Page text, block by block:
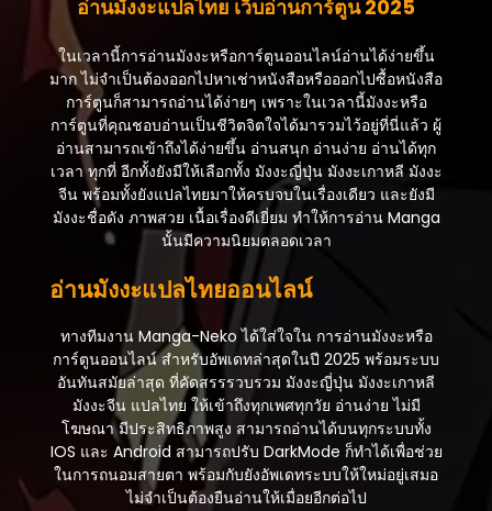
อ่านมังงะแปลไทย เว็บอ่านการ์ตูน 2025
ในเวลานี้การอ่านมังงะหรือการ์ตูนออนไลน์อ่านได้ง่ายขึ้น
มาก ไม่จำเป็นต้องออกไปหาเช่าหนังสือหรือออกไปซื้อหนังสือ
การ์ตูนก็สามารถอ่านได้ง่ายๆ เพราะในเวลานี้มังงะหรือ
การ์ตูนที่คุณชอบอ่านเป็นชีวิตจิตใจได้มารวมไว้อยู่ที่นี่แล้ว ผู้
อ่านสามารถเข้าถึงได้ง่ายขึ้น อ่านสนุก อ่านง่าย อ่านได้ทุก
เวลา ทุกที่ อีกทั้งยังมีให้เลือกทั้ง มังงะญี่ปุ่น มังงะเกาหลี มังงะ
จีน พร้อมทั้งยังแปลไทยมาให้ครบจบในเรื่องเดียว และยังมี
มังงะชื่อดัง ภาพสวย เนื้อเรื่องดีเยี่ยม ทำให้การอ่าน Manga
นั้นมีความนิยมตลอดเวลา
อ่านมังงะแปลไทยออนไลน์
ทางทีมงาน Manga-Neko ได้ใส่ใจใน การอ่านมังงะหรือ
การ์ตูนออนไลน์ สำหรับอัพเดทล่าสุดในปี 2025 พร้อมระบบ
อันทันสมัยล่าสุด ที่คัดสรรรวบรวม มังงะญี่ปุ่น มังงะเกาหลี
มังงะจีน แปลไทย ให้เข้าถึงทุกเพศทุกวัย อ่านง่าย ไม่มี
โฆษณา มีประสิทธิภาพสูง สามารถอ่านได้บนทุกระบบทั้ง
IOS และ Android สามารถปรับ DarkMode ก็ทำได้เพื่อช่วย
ในการถนอมสายตา พร้อมกับยังอัพเดทระบบให้ใหม่อยู่เสมอ
ไม่จำเป็นต้องยืนอ่านให้เมื่อยอีกต่อไป